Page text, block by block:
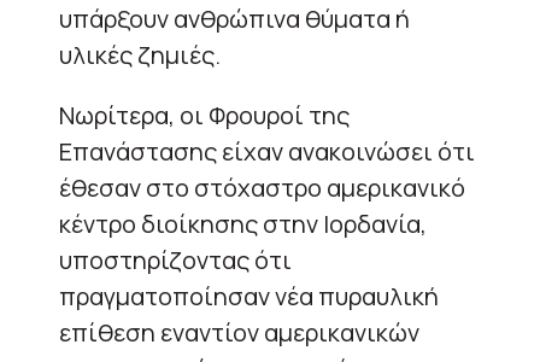
υπάρξουν ανθρώπινα θύματα ή
υλικές ζημιές.
Νωρίτερα, οι Φρουροί της
Επανάστασης είχαν ανακοινώσει ότι
έθεσαν στο στόχαστρο αμερικανικό
κέντρο διοίκησης στην Ιορδανία,
υποστηρίζοντας ότι
πραγματοποίησαν νέα πυραυλική
επίθεση εναντίον αμερικανικών